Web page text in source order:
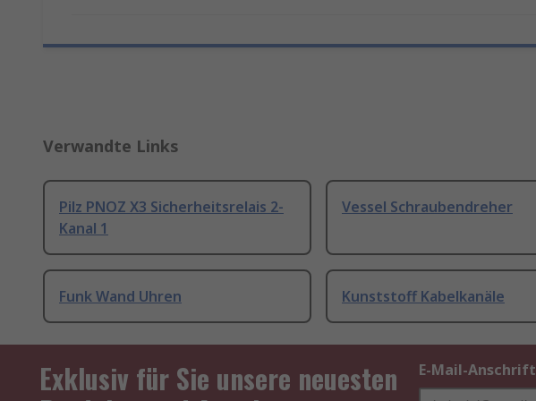
Verwandte Links
Pilz PNOZ X3 Sicherheitsrelais 2-
Kanal 1
Vessel Schraubendreher
Funk Wand Uhren Kunststoff Kabelkanäle
Exklusiv für Sie unsere neuesten
E-Mail-Anschrift